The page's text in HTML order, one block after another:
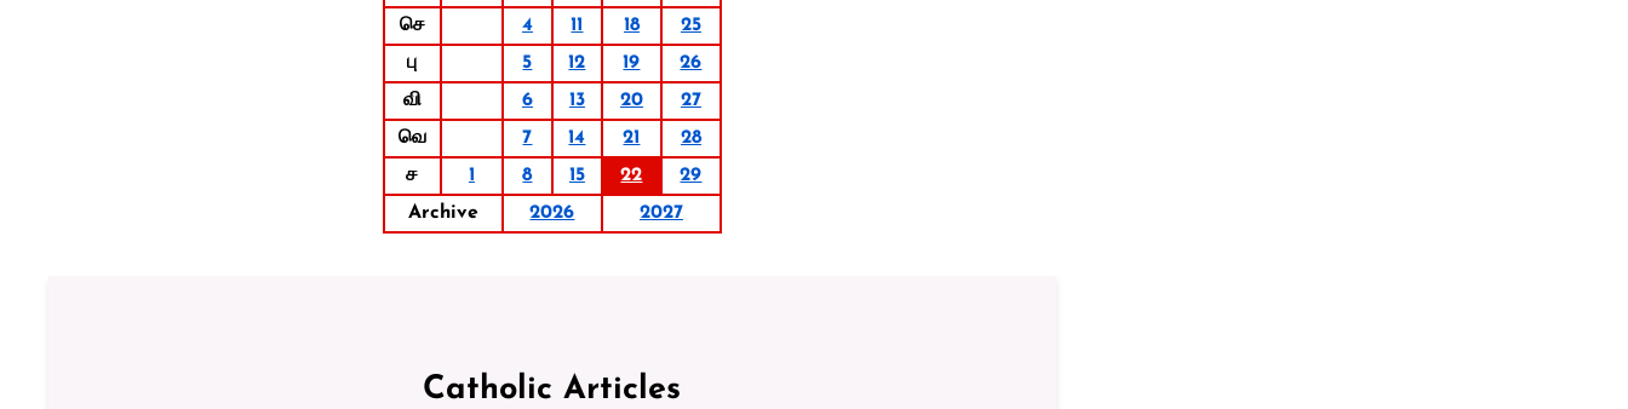
செ
4 11 18
25
பு
5 12 19
26
வி
6 13 20
27
வெ
7 14 21
28
ச
1 8 15 22
29
Archive
2026 2027
Catholic Articles